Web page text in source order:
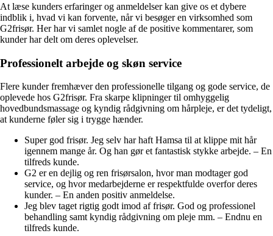
At læse kunders erfaringer og anmeldelser kan give os et dybere
indblik i, hvad vi kan forvente, når vi besøger en virksomhed som
G2frisør. Her har vi samlet nogle af de positive kommentarer, som
kunder har delt om deres oplevelser.
Professionelt arbejde og skøn service
Flere kunder fremhæver den professionelle tilgang og gode service, de
oplevede hos G2frisør. Fra skarpe klipninger til omhyggelig
hovedbundsmassage og kyndig rådgivning om hårpleje, er det tydeligt,
at kunderne føler sig i trygge hænder.
Super god frisør. Jeg selv har haft Hamsa til at klippe mit hår
igennem mange år. Og han gør et fantastisk stykke arbejde. – En
tilfreds kunde.
G2 er en dejlig og ren frisørsalon, hvor man modtager god
service, og hvor medarbejderne er respektfulde overfor deres
kunder. – En anden positiv anmeldelse.
Jeg blev taget rigtig godt imod af frisør. God og professionel
behandling samt kyndig rådgivning om pleje mm. – Endnu en
tilfreds kunde.